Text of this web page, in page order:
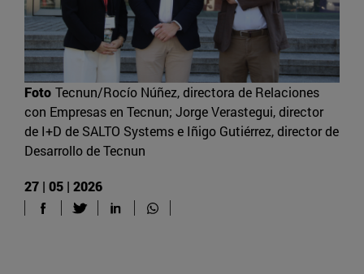
Foto Tecnun/Rocío Núñez, directora de Relaciones
con Empresas en Tecnun; Jorge Verastegui, director
de I+D de SALTO Systems e Iñigo Gutiérrez, director de
Desarrollo de Tecnun
27 | 05 | 2026